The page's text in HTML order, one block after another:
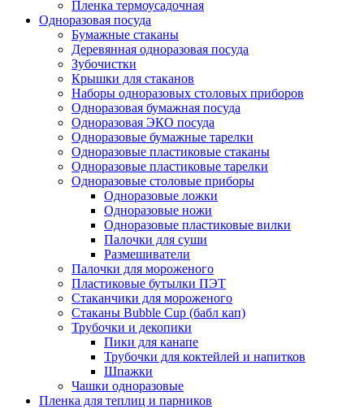
Пленка термоусадочная
Одноразовая посуда
Бумажные стаканы
Деревянная одноразовая посуда
Зубочистки
Крышки для стаканов
Наборы одноразовых столовых приборов
Одноразовая бумажная посуда
Одноразовая ЭКО посуда
Одноразовые бумажные тарелки
Одноразовые пластиковые стаканы
Одноразовые пластиковые тарелки
Одноразовые столовые приборы
Одноразовые ложки
Одноразовые ножи
Одноразовые пластиковые вилки
Палочки для суши
Размешиватели
Палочки для мороженого
Пластиковые бутылки ПЭТ
Стаканчики для мороженого
Стаканы Bubble Cup (бабл кап)
Трубочки и декопики
Пики для канапе
Трубочки для коктейлей и напитков
Шпажки
Чашки одноразовые
Пленка для теплиц и парников